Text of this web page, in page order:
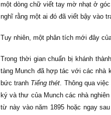
một dòng chữ viết tay mờ nhạt ở
nghĩ rằng một ai đó đã viết bậy vào
Tuy nhiên, một phân tích mới đây
Trong thời gian chuẩn bị khánh
tàng Munch đã hợp tác với các nhà
bức tranh Tiếng thét. Thông qua
ký và thư của Munch các nhà
từ này vào năm 1895 hoặc ngay